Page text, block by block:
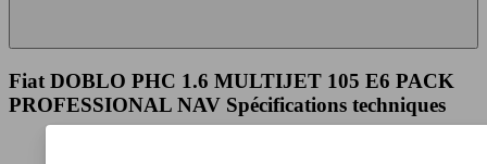
Fiat DOBLO PHC 1.6 MULTIJET 105 E6 PACK
PROFESSIONAL NAV Spécifications techniques